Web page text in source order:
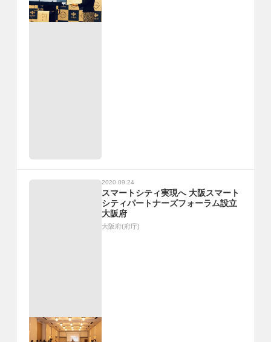
2020.09.24
スマートシティ実現へ 大阪スマート
シティパートナーズフォーラム設立
大阪府
大阪府(府庁)